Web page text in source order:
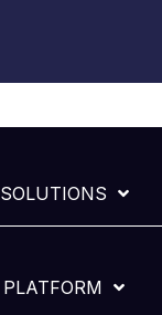
SOLUTIONS
PLATFORM